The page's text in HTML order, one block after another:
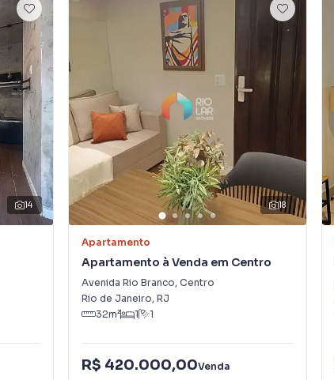
14 18
Apartamento
Apartamento à Venda em Centro
Avenida Rio Branco, Centro
Rio de Janeiro, RJ
32m² 1 1
R$ 420.000,00Venda